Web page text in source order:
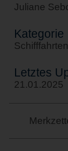
Juliane
Kategorie
Schifffahrten
Letztes
21.01.2025